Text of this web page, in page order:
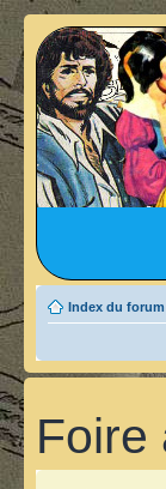
Index du forum
Foire